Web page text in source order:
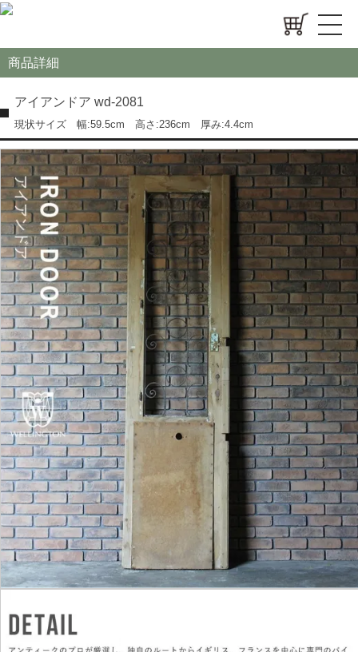
商品詳細
アイアンドア wd-2081
現状サイズ 幅:59.5cm 高さ:236cm 厚み:4.4cm